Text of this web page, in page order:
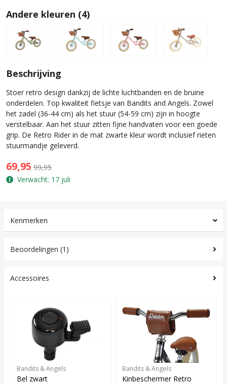
Andere kleuren (4)
Beschrijving
Stoer retro design dankzij de lichte luchtbanden en de bruine
onderdelen. Top kwaliteit fietsje van Bandits and Angels. Zowel
het zadel (36-44 cm) als het stuur (54-59 cm) zijn in hoogte
verstelbaar. Aan het stuur zitten fijne handvaten voor een goede
grip. De Retro Rider in de mat zwarte kleur wordt inclusief rieten
stuurmandje geleverd.
69,95 99,95
Verwacht: 17 juli
Kenmerken
Beoordelingen (1)
Accessoires
Bandits & Angels
Bel zwart
Bandits & Angels
Kinbeschermer Retro